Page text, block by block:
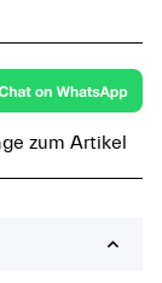
zum Artikel